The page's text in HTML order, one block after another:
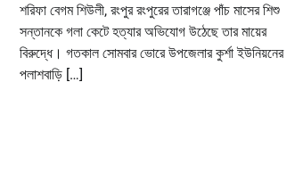
শরিফা বেগম শিউলী, রংপুর রংপুরের তারাগঞ্জে পাঁচ মাসের শিশু
সন্তানকে গলা কেটে হত্যার অভিযোগ উঠেছে তার মায়ের
বিরুদ্ধে। গতকাল সোমবার ভোরে উপজেলার কুর্শা ইউনিয়নের
পলাশবাড়ি […]